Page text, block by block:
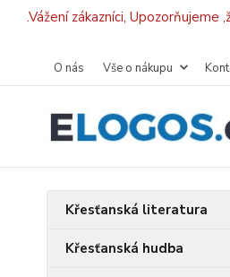
.Vážení zákazníci,
O nás Vše o nákupu
Křesťanská literatura
Křesťanská hudba